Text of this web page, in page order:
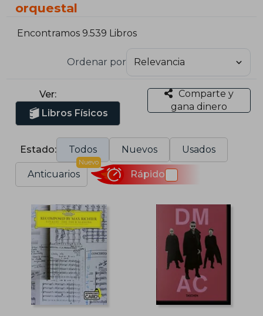
orquestal
Encontramos 9.539 Libros
Ordenar por
Ver:
Libros Físicos
Comparte y
gana dinero
Estado: Todos Nuevos Usados
Anticuarios
Nuevo
Rápido